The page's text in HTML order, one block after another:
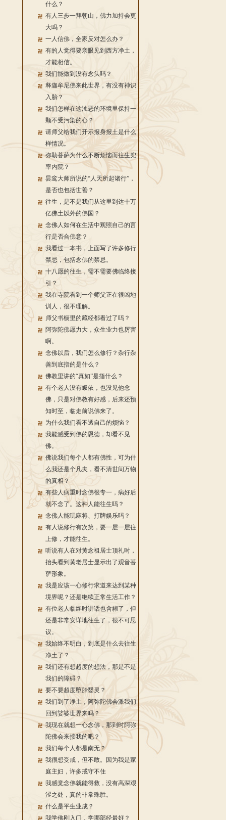
什么？
有人三步一拜朝山，佛力加持会更
大吗？
一人信佛，全家反对怎么办？
有的人觉得要亲眼见到西方净土，
才能相信。
我们能做到没有念头吗？
释迦牟尼佛来此世界，有没有神识
入胎？
我们怎样在这浊恶的环境里保持一
颗不受污染的心？
请师父给我们开示报身报土是什么
样情况。
弥勒菩萨为什么不断烦恼而往生兜
率内院？
昙鸾大师所说的“人天所起诸行”，
是否也包括世善？
往生，是不是我们从这里到达十万
亿佛土以外的佛国？
念佛人如何在生活中观照自己的言
行是否合佛意？
我看过一本书，上面写了许多修行
禁忌，包括念佛的禁忌。
十八愿的往生，需不需要佛临终接
引？
我在寺院看到一个师父正在很凶地
训人，很不理解。
师父书橱里的藏经都看过了吗？
阿弥陀佛愿力大，众生业力也厉害
啊。
念佛以后，我们怎么修行？杂行杂
善到底指的是什么？
佛教里讲的“真如”是指什么？
有个老人没有皈依，也没见他念
佛，只是对佛教有好感，后来还预
知时至，临走前说佛来了。
为什么我们看不透自己的烦恼？
我能感受到佛的恩德，却看不见
佛。
佛说我们每个人都有佛性，可为什
么我还是个凡夫，看不清世间万物
的真相？
有些人病重时念佛很专一，病好后
就不念了。这种人能往生吗？
念佛人能玩麻将、打牌娱乐吗？
有人说修行有次第，要一层一层往
上修，才能往生。
听说有人在对黄念祖居士顶礼时，
抬头看到黄老居士显示出了观音菩
萨形象。
我是应该一心修行求道来达到某种
境界呢？还是继续正常生活工作？
有位老人临终时讲话也含糊了，但
还是非常安详地往生了，很不可思
议。
我始终不明白，到底是什么去往生
净土了？
我们还有想超度的想法，那是不是
我们的障碍？
要不要超度堕胎婴灵？
我们到了净土，阿弥陀佛会派我们
回到娑婆世界来吗？
我现在就想一心念佛，那到时阿弥
陀佛会来接我的吧？
我们每个人都是南无？
我很想受戒，但不敢。因为我是家
庭主妇，许多戒守不住
我感觉念佛就能得救，没有高深艰
涩之处，真的非常殊胜。
什么是平生业成？
我学佛刚入门，学哪部经最好？